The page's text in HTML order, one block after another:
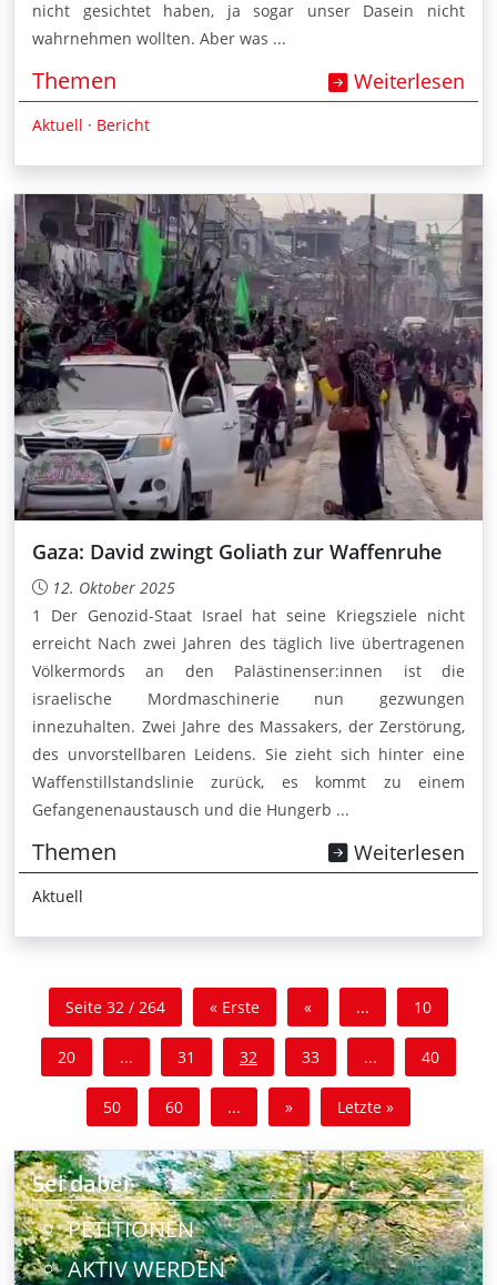
nicht gesichtet haben, ja sogar unser Dasein nicht
wahrnehmen wollten. Aber was ...
Themen Weiterlesen
Aktuell · Bericht
Gaza: David zwingt Goliath zur Waffenruhe
12. Oktober 2025
1 Der Genozid-Staat Israel hat seine Kriegsziele nicht
erreicht Nach zwei Jahren des täglich live übertragenen
Völkermords an den Palästinenser:innen ist die
israelische Mordmaschinerie nun gezwungen
innezuhalten. Zwei Jahre des Massakers, der Zerstörung,
des unvorstellbaren Leidens. Sie zieht sich hinter eine
Waffenstillstandslinie zurück, es kommt zu einem
Gefangenenaustausch und die Hungerb ...
Themen Weiterlesen
Aktuell
Seite 32 / 264 « Erste « ... 10
20 ... 31 32 33 ... 40
50 60 ... » Letzte »
Sei dabei
PETITIONEN
AKTIV WERDEN